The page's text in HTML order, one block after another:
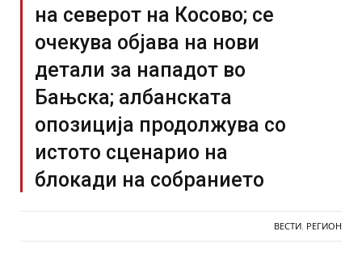
на северот на Косово; се
очекува објава на нови
детали за нападот во
Бањска; албанската
опозиција продолжува со
истото сценарио на
блокади на собранието
ВЕСТИ РЕГИОН